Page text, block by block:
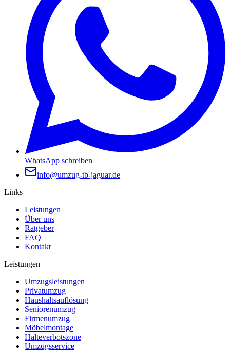
WhatsApp schreiben
info@umzug-tb-jaguar.de
Links
Leistungen
Über uns
Ratgeber
FAQ
Kontakt
Leistungen
Umzugsleistungen
Privatumzug
Haushaltsauflösung
Seniorenumzug
Firmenumzug
Möbelmontage
Halteverbotszone
Umzugsservice